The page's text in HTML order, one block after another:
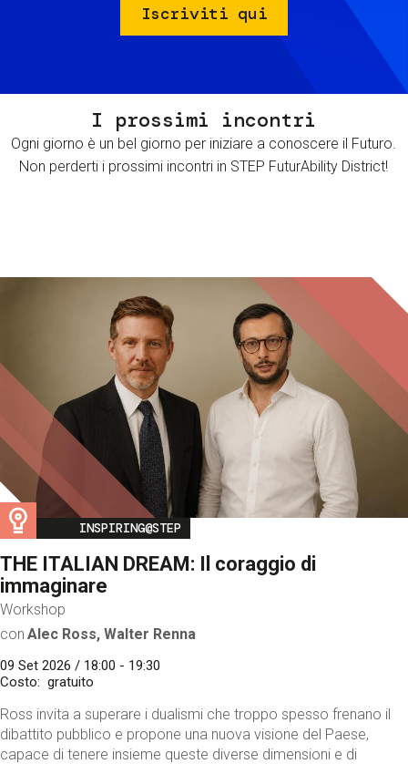
Iscriviti qui
I prossimi incontri
Ogni giorno è un bel giorno per iniziare a conoscere il Futuro.
Non perderti i prossimi incontri in STEP FuturAbility District!
Image
INSPIRING@STEP
THE ITALIAN DREAM: Il coraggio di
immaginare
Workshop
con Alec Ross, Walter Renna
09 Set 2026 / 18:00 - 19:30
Costo
gratuito
Ross invita a superare i dualismi che troppo spesso frenano il
dibattito pubblico e propone una nuova visione del Paese,
capace di tenere insieme queste diverse dimensioni e di